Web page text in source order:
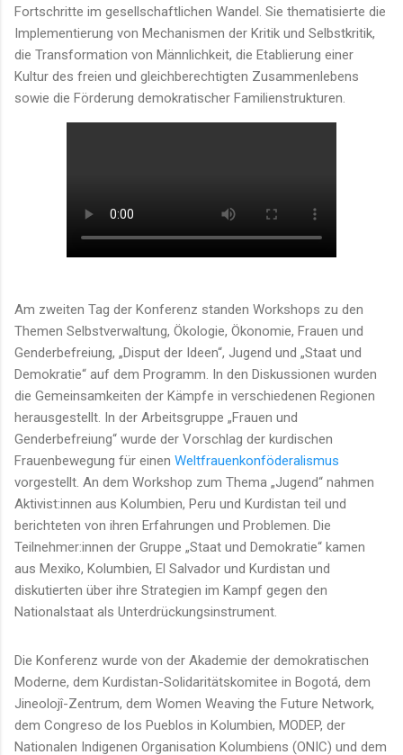
Fortschritte im gesellschaftlichen Wandel. Sie thematisierte die
Implementierung von Mechanismen der Kritik und Selbstkritik,
die Transformation von Männlichkeit, die Etablierung einer
Kultur des freien und gleichberechtigten Zusammenlebens
sowie die Förderung demokratischer Familienstrukturen.
Am zweiten Tag der Konferenz standen Workshops zu den
Themen Selbstverwaltung, Ökologie, Ökonomie, Frauen und
Genderbefreiung, „Disput der Ideen“, Jugend und „Staat und
Demokratie“ auf dem Programm. In den Diskussionen wurden
die Gemeinsamkeiten der Kämpfe in verschiedenen Regionen
herausgestellt. In der Arbeitsgruppe „Frauen und
Genderbefreiung“ wurde der Vorschlag der kurdischen
Frauenbewegung für einen Weltfrauenkonföderalismus
vorgestellt. An dem Workshop zum Thema „Jugend“ nahmen
Aktivist:innen aus Kolumbien, Peru und Kurdistan teil und
berichteten von ihren Erfahrungen und Problemen. Die
Teilnehmer:innen der Gruppe „Staat und Demokratie“ kamen
aus Mexiko, Kolumbien, El Salvador und Kurdistan und
diskutierten über ihre Strategien im Kampf gegen den
Nationalstaat als Unterdrückungsinstrument.
Die Konferenz wurde von der Akademie der demokratischen
Moderne, dem Kurdistan-Solidaritätskomitee in Bogotá, dem
Jineolojî-Zentrum, dem Women Weaving the Future Network,
dem Congreso de los Pueblos in Kolumbien, MODEP, der
Nationalen Indigenen Organisation Kolumbiens (ONIC) und dem